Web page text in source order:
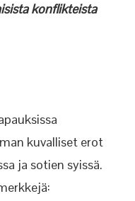
konflikteista
kuvalliset erot
ja sotien syissä.